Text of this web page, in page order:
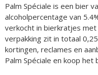
Palm Spéciale is een bier
alcoholpercentage van
verkocht in bierkratjes
verpakking zit in totaal
kortingen, reclames en
Palm Spéciale en koop het